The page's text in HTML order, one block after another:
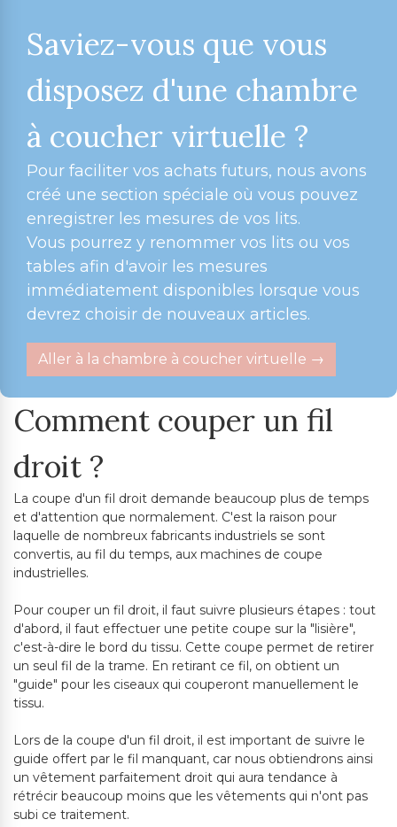
Saviez-vous que vous
disposez d'une chambre
à coucher virtuelle ?
Pour faciliter vos achats futurs, nous avons
créé une section spéciale où vous pouvez
enregistrer les mesures de vos lits.
Vous pourrez y renommer vos lits ou vos
tables afin d'avoir les mesures
immédiatement disponibles lorsque vous
devrez choisir de nouveaux articles.
Aller à la chambre à coucher virtuelle →
Comment couper un fil
droit ?
La coupe d'un fil droit demande beaucoup plus de temps
et d'attention que normalement. C'est la raison pour
laquelle de nombreux fabricants industriels se sont
convertis, au fil du temps, aux machines de coupe
industrielles.
Pour couper un fil droit, il faut suivre plusieurs étapes : tout
d'abord, il faut effectuer une petite coupe sur la "lisière",
c'est-à-dire le bord du tissu. Cette coupe permet de retirer
un seul fil de la trame. En retirant ce fil, on obtient un
"guide" pour les ciseaux qui couperont manuellement le
tissu.
Lors de la coupe d'un fil droit, il est important de suivre le
guide offert par le fil manquant, car nous obtiendrons ainsi
un vêtement parfaitement droit qui aura tendance à
rétrécir beaucoup moins que les vêtements qui n'ont pas
subi ce traitement.